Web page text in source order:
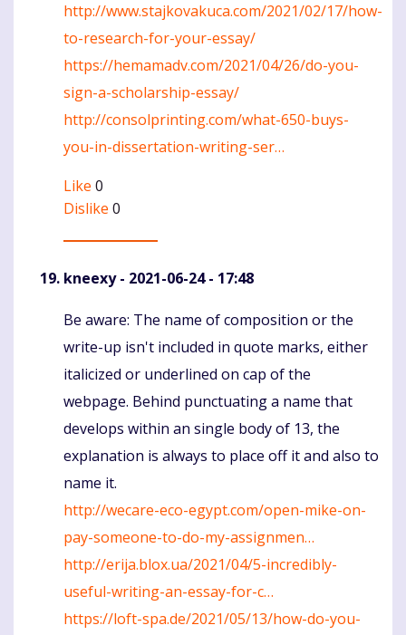
http://www.stajkovakuca.com/2021/02/17/how-
to-research-for-your-essay/
https://hemamadv.com/2021/04/26/do-you-
sign-a-scholarship-essay/
http://consolprinting.com/what-650-buys-
you-in-dissertation-writing-ser…
Like 0
Dislike 0
kneexy- 2021-06-24 - 17:48
Komentaras
Be aware: The name of composition or the
write-up isn't included in quote marks, either
italicized or underlined on cap of the
webpage. Behind punctuating a name that
develops within an single body of 13, the
explanation is always to place off it and also to
name it.
http://wecare-eco-egypt.com/open-mike-on-
pay-someone-to-do-my-assignmen…
http://erija.blox.ua/2021/04/5-incredibly-
useful-writing-an-essay-for-c…
https://loft-spa.de/2021/05/13/how-do-you-